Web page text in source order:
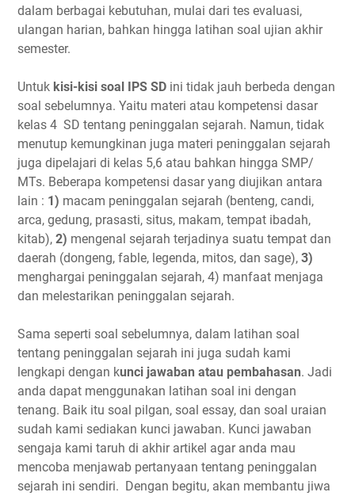
dalam berbagai kebutuhan, mulai dari tes evaluasi,
ulangan harian, bahkan hingga latihan soal ujian akhir
semester.
Untuk kisi-kisi soal IPS SD ini tidak jauh berbeda dengan
soal sebelumnya. Yaitu materi atau kompetensi dasar
kelas 4 SD tentang peninggalan sejarah. Namun, tidak
menutup kemungkinan juga materi peninggalan sejarah
juga dipelajari di kelas 5,6 atau bahkan hingga SMP/
MTs. Beberapa kompetensi dasar yang diujikan antara
lain : 1) macam peninggalan sejarah (benteng, candi,
arca, gedung, prasasti, situs, makam, tempat ibadah,
kitab), 2) mengenal sejarah terjadinya suatu tempat dan
daerah (dongeng, fable, legenda, mitos, dan sage), 3)
menghargai peninggalan sejarah, 4) manfaat menjaga
dan melestarikan peninggalan sejarah.
Sama seperti soal sebelumnya, dalam latihan soal
tentang peninggalan sejarah ini juga sudah kami
lengkapi dengan kunci jawaban atau pembahasan. Jadi
anda dapat menggunakan latihan soal ini dengan
tenang. Baik itu soal pilgan, soal essay, dan soal uraian
sudah kami sediakan kunci jawaban. Kunci jawaban
sengaja kami taruh di akhir artikel agar anda mau
mencoba menjawab pertanyaan tentang peninggalan
sejarah ini sendiri. Dengan begitu, akan membantu jiwa